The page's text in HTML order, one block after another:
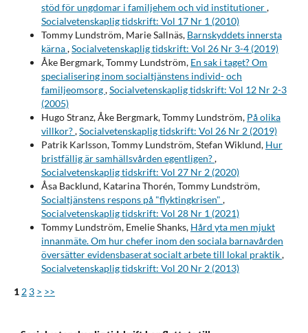
stöd för ungdomar i familjehem och vid institutioner,
Socialvetenskaplig tidskrift: Vol 17 Nr 1 (2010)
Tommy Lundström, Marie Sallnäs, Barnskyddets innersta
kärna,Socialvetenskaplig tidskrift: Vol 26 Nr 3-4 (2019)
Åke Bergmark, Tommy Lundström, En sak i taget? Om
specialisering inom socialtjänstens individ- och
familjeomsorg,Socialvetenskaplig tidskrift: Vol 12 Nr 2-3
(2005)
Hugo Stranz, Åke Bergmark, Tommy Lundström, På olika
villkor?,Socialvetenskaplig tidskrift: Vol 26 Nr 2 (2019)
Patrik Karlsson, Tommy Lundström, Stefan Wiklund, Hur
bristfällig är samhällsvården egentligen?,
Socialvetenskaplig tidskrift: Vol 27 Nr 2 (2020)
Åsa Backlund, Katarina Thorén, Tommy Lundström,
Socialtjänstens respons på "flyktingkrisen" ,
Socialvetenskaplig tidskrift: Vol 28 Nr 1 (2021)
Tommy Lundström, Emelie Shanks, Hård yta men mjukt
innanmäte. Om hur chefer inom den sociala barnavården
översätter evidensbaserat socialt arbete till lokal praktik,
Socialvetenskaplig tidskrift: Vol 20 Nr 2 (2013)
1 2 3 > >>